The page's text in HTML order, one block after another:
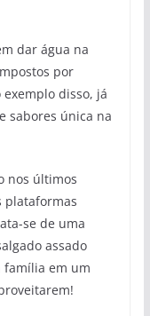
dar água na
por
disso, já
sabores única na
nos últimos
plataformas
se de uma
assado
família em um